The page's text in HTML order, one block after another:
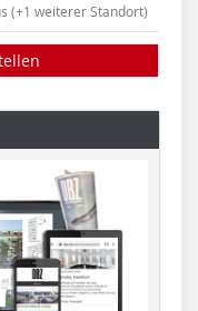
(+1 weiterer Standort)